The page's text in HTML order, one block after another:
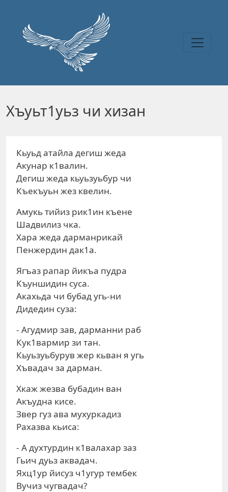
Хъуьт1уьз чи хизан
Кьуьд атайла дегиш жеда
Акунар к1валин.
Дегиш жеда кьуьзуьбур чи
Къекъуьн жез квелин.
Амукь тийиз рик1ин къене
Шадвилиз чка.
Хара жеда дарманрикай
Пенжердин дак1а.
Ягъаз рапар йикъа пудра
Къуншидин суса.
Акахьда чи бубад угь-ни
Дидедин суза:
- Агудмир зав, дарманни раб
Кук1вармир зи тан.
Кьуьзуьбурув жер кьван я угь
Хъвадач за дарман.
Хкаж жезва бубадин ван
Акъудна кисе.
Звер гуз ава мухуркадиз
Рахазва кьиса:
- А духтурдин к1валахар заз
Гьич дуьз аквадач.
Яхц1ур йисуз ч1угур тембек
Вучиз чугвадач?